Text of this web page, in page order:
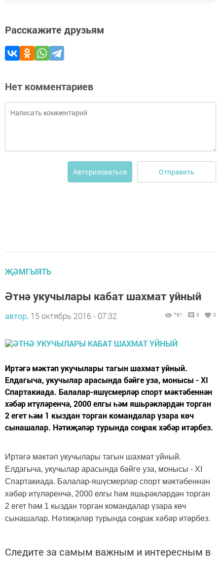
Расскажите друзьям
Нет комментариев
Авторизоваться Отправить
ҖӘМГЫЯТЬ
Әтнә укучылары кабат шахмат уйный
автор, 15 октябрь 2016 - 07:32 761 0 0
Иртәгә мәктәп укучылары тагын шахмат уйный.
Елдагыча, укучылар арасында бәйге уза, монысы - XI
Спартакиада. Балалар-яшүсмерләр спорт мәктәбеннән
хәбәр итүләренчә, 2000 елгы һәм яшьрәкләрдән торган
2 егет һәм 1 кыздан торган командалар үзара көч
сынашалар. Нәтиҗәләр турында соңрак хәбәр итәрбез.
Иртәгә мәктәп укучылары тагын шахмат уйный.
Елдагыча, укучылар арасында бәйге уза, монысы - XI
Спартакиада. Балалар-яшүсмерләр спорт мәктәбеннән
хәбәр итүләренчә, 2000 елгы һәм яшьрәкләрдән торган
2 егет һәм 1 кыздан торган командалар үзара көч
сынашалар. Нәтиҗәләр турында соңрак хәбәр итәрбез.
Следите за самым важным и интересным в